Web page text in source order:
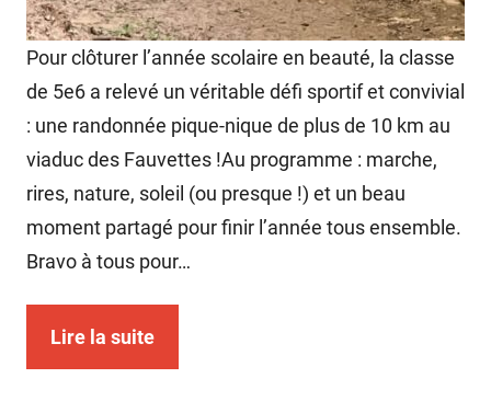
Pour clôturer l’année scolaire en beauté, la classe
de 5e6 a relevé un véritable défi sportif et convivial
: une randonnée pique-nique de plus de 10 km au
viaduc des Fauvettes !Au programme : marche,
rires, nature, soleil (ou presque !) et un beau
moment partagé pour finir l’année tous ensemble.
Bravo à tous pour…
Lire la suite